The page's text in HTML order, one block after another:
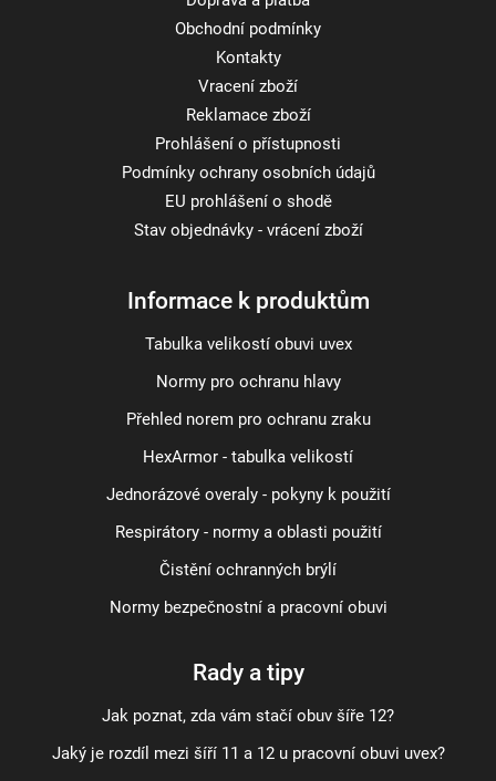
Obchodní podmínky
Kontakty
Vracení zboží
Reklamace zboží
Prohlášení o přístupnosti
Podmínky ochrany osobních údajů
EU prohlášení o shodě
Stav objednávky - vrácení zboží
Informace k produktům
Tabulka velikostí obuvi uvex
Normy pro ochranu hlavy
Přehled norem pro ochranu zraku
HexArmor - tabulka velikostí
Jednorázové overaly - pokyny k použití
Respirátory - normy a oblasti použití
Čistění ochranných brýlí
Normy bezpečnostní a pracovní obuvi
Rady a tipy
Jak poznat, zda vám stačí obuv šíře 12?
Jaký je rozdíl mezi šíří 11 a 12 u pracovní obuvi uvex?